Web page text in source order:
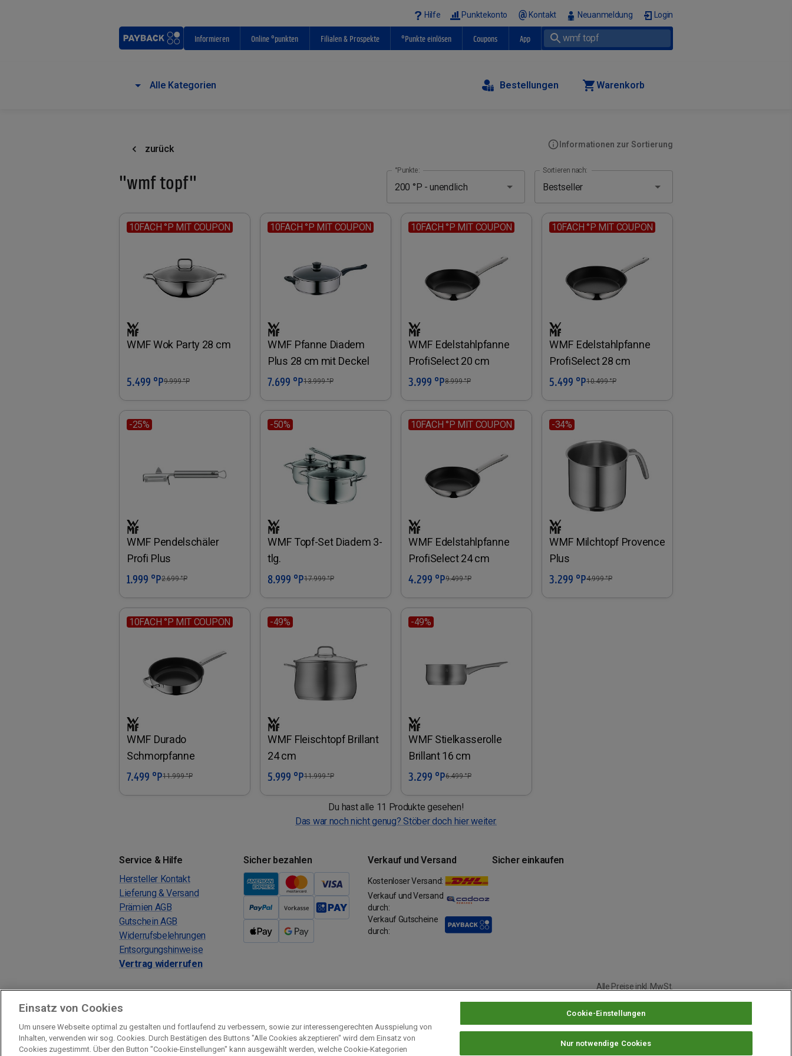
Hilfe Punktekonto Kontakt Neuanmeldung Login
Informieren Online °punkten Filialen & Prospekte °Punkte einlösen Coupons App
Alle Kategorien Bestellungen Warenkorb
zurück
"wmf topf"
Informationen zur Sortierung
°Punkte: Sortieren nach:
10FACH °P MIT COUPON
WMF Wok Party 28 cm
In den Warenkorb
5.499 °P9.999°P
10FACH °P MIT COUPON
WMF Pfanne Diadem
Plus 28 cm mit Deckel
In den Warenkorb
7.699 °P13.999°P
10FACH °P MIT COUPON
WMF Edelstahlpfanne
ProfiSelect 20 cm
In den Warenkorb
3.999 °P8.999°P
10FACH °P MIT COUPON
WMF Edelstahlpfanne
ProfiSelect 28 cm
In den Warenkorb
5.499 °P10.499°P
-25%
WMF Pendelschäler
Profi Plus
In den Warenkorb
1.999 °P2.699°P
-50%
WMF Topf-Set Diadem 3-
tlg.
In den Warenkorb
8.999 °P17.999°P
10FACH °P MIT COUPON
WMF Edelstahlpfanne
ProfiSelect 24 cm
In den Warenkorb
4.299 °P9.499°P
-34%
WMF Milchtopf Provence
Plus
In den Warenkorb
3.299 °P4.999°P
10FACH °P MIT COUPON
WMF Durado
Schmorpfanne
In den Warenkorb
7.499 °P11.999°P
-49%
WMF Fleischtopf Brillant
24 cm
In den Warenkorb
5.999 °P11.999°P
-49%
WMF Stielkasserolle
Brillant 16 cm
In den Warenkorb
3.299 °P6.499°P
Du hast alle 11 Produkte gesehen!
Das war noch nicht genug? Stöber doch hier weiter.
Service & Hilfe
Hersteller Kontakt
Lieferung & Versand
Prämien AGB
Gutschein AGB
Widerrufsbelehrungen
Entsorgungshinweise
Vertrag widerrufen
Sicher bezahlen Verkauf und Versand
Kostenloser Versand:
Verkauf und Versand
durch:
Verkauf Gutscheine
durch:
Sicher einkaufen
Alle Preise inkl. MwSt.
Prämien Impressum Fragen & Hilfe Prämien Datenschutz Barrierefreiheit
Einsatz von Cookies
Um unsere Webseite optimal zu gestalten und fortlaufend zu verbessern, sowie zur interessengerechten Ausspielung von
Inhalten, verwenden wir sog. Cookies. Durch Bestätigen des Buttons "Alle Cookies akzeptieren" wird dem Einsatz von
Cookies zugestimmt. Über den Button "Cookie-Einstellungen" kann ausgewählt werden, welche Cookie-Kategorien
Cookie-Einstellungen
Nur notwendige Cookies